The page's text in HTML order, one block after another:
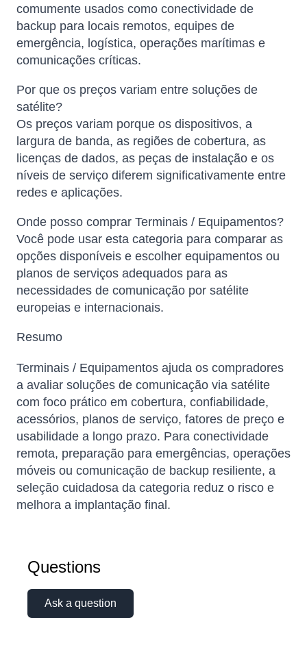
comumente usados ​​como conectividade de
backup para locais remotos, equipes de
emergência, logística, operações marítimas e
comunicações críticas.
Por que os preços variam entre soluções de
satélite?
Os preços variam porque os dispositivos, a
largura de banda, as regiões de cobertura, as
licenças de dados, as peças de instalação e os
níveis de serviço diferem significativamente entre
redes e aplicações.
Onde posso comprar Terminais / Equipamentos?
Você pode usar esta categoria para comparar as
opções disponíveis e escolher equipamentos ou
planos de serviços adequados para as
necessidades de comunicação por satélite
europeias e internacionais.
Resumo
Terminais / Equipamentos ajuda os compradores
a avaliar soluções de comunicação via satélite
com foco prático em cobertura, confiabilidade,
acessórios, planos de serviço, fatores de preço e
usabilidade a longo prazo. Para conectividade
remota, preparação para emergências, operações
móveis ou comunicação de backup resiliente, a
seleção cuidadosa da categoria reduz o risco e
melhora a implantação final.
Questions
Ask a question
Sophie